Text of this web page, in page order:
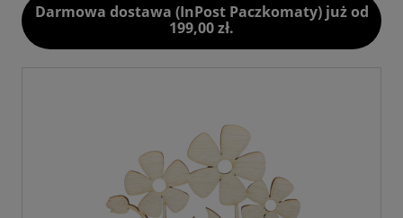
Darmowa dostawa (InPost Paczkomaty) już od
199,00 zł.